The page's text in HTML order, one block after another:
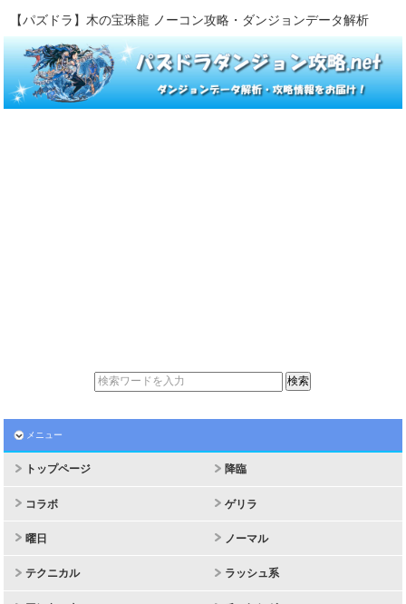
【パズドラ】木の宝珠龍 ノーコン攻略・ダンジョンデータ解析
メニュー
トップページ 降臨
コラボ ゲリラ
曜日 ノーマル
テクニカル ラッシュ系